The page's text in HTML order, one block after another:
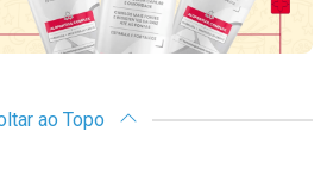
ao Topo